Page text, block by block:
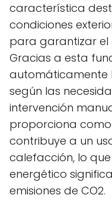
característica
condiciones
para garantizar el
Gracias a esta
automáticamente
según las
intervención
proporciona
contribuye a un
calefacción, lo
energético
emisiones de CO2.